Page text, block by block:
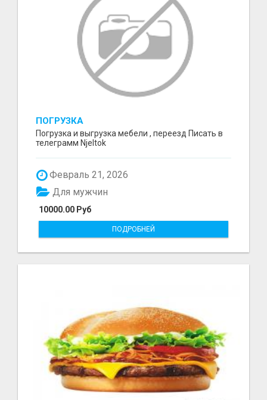
ПОГРУЗКА
Погрузка и выгрузка мебели , переезд Писать в
телеграмм Njeltok
Февраль 21, 2026
10000.00 Руб
Для мужчин
ПОДРОБНЕЙ